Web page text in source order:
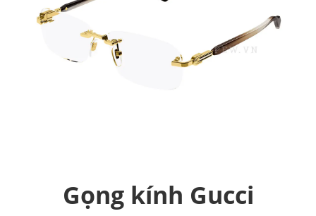
Gọng kính Gucci